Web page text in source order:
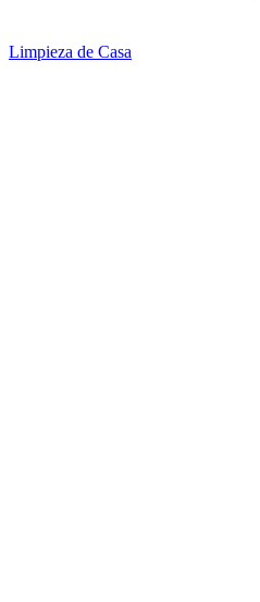
Limpieza de Casa